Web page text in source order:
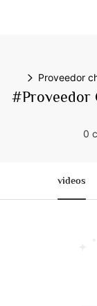
Proveedor
#Proveedor
0
videos